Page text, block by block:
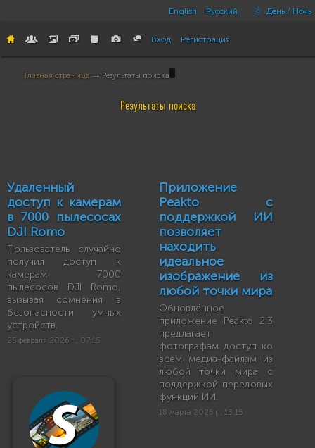
English Русский День / Ночь
Вход Регистрация
Главная страница → Результаты поиска
Результаты поиска
Удаленный
доступ к камерам
в 7000 пылесосах
DJI Romo
Пользователь случайно
получил доступ к
камерам 7000
пылесосов DJI Romo,
вызывая сомнения в
безопасности умных
устройств.
25 февраля 2026 г., 07:15
Приложение
Peakto с
поддержкой ИИ
позволяет
находить
идеальное
изображение из
любой точки мира
Обновлённое
приложение Peakto 2.3
предлагает
фотографам доступ ко
всем медиа-файлам из
любой точки мира с
поддержкой передовых
функций ИИ.
18 марта 2025 г., 13:15